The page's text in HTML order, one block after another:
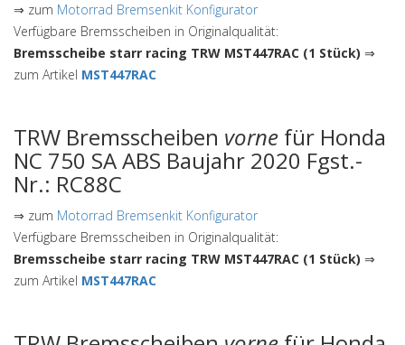
⇒ zum Motorrad Bremsenkit Konfigurator
Verfügbare Bremsscheiben in Originalqualität:
Bremsscheibe starr racing TRW MST447RAC (1 Stück) ⇒
zum Artikel MST447RAC
TRW Bremsscheiben vorne für Honda
NC 750 SA ABS Baujahr 2020 Fgst.-
Nr.: RC88C
⇒ zum Motorrad Bremsenkit Konfigurator
Verfügbare Bremsscheiben in Originalqualität:
Bremsscheibe starr racing TRW MST447RAC (1 Stück) ⇒
zum Artikel MST447RAC